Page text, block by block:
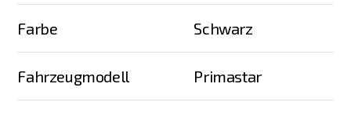
Farbe Schwarz
Fahrzeugmodell Primastar